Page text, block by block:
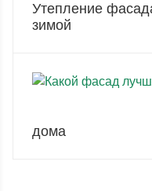
Утепление
зимой
дома